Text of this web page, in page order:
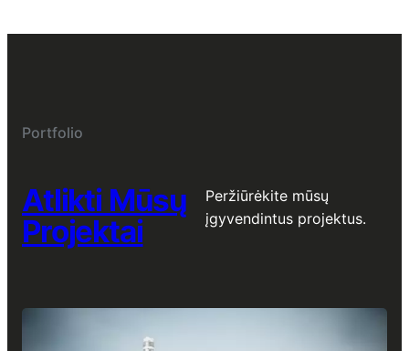
Portfolio
Atlikti Mūsų
Projektai
Peržiūrėkite mūsų
įgyvendintus projektus.